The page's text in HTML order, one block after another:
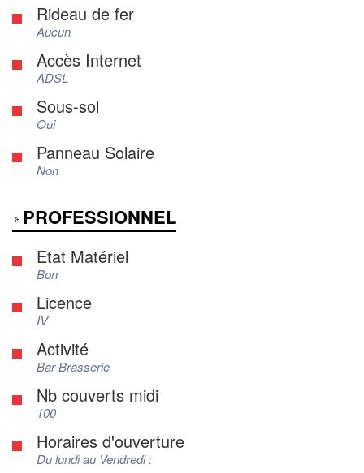
Rideau de fer
Aucun
Accès Internet
ADSL
Sous-sol
Oui
Panneau Solaire
Non
PROFESSIONNEL
Etat Matériel
Bon
Licence
IV
Activité
Bar Brasserie
Nb couverts midi
100
Horaires d'ouverture
Du lundi au Vendredi :